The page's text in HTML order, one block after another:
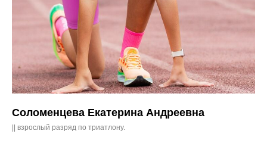
Соломенцева Екатерина Андреевна
|| взрослый разряд по триатлону.